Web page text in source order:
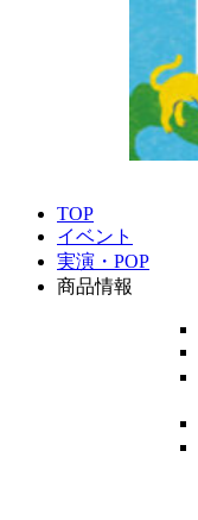
TOP
イベント
実演・POP
商品情報